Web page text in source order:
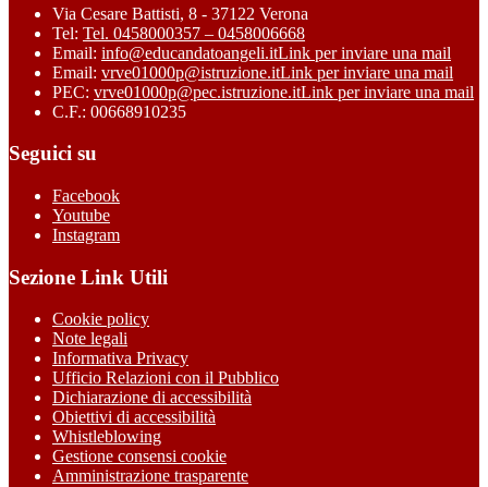
Via Cesare Battisti, 8 - 37122 Verona
Tel: Tel. 0458000357 – 0458006668
Email: info@educandatoangeli.itLink per inviare una mail
Email: vrve01000p@istruzione.itLink per inviare una mail
PEC: vrve01000p@pec.istruzione.itLink per inviare una mail
C.F.: 00668910235
Seguici su
Facebook
Youtube
Instagram
Sezione Link Utili
Cookie policy
Note legali
Informativa Privacy
Ufficio Relazioni con il Pubblico
Dichiarazione di accessibilità
Obiettivi di accessibilità
Whistleblowing
Gestione consensi cookie
Amministrazione trasparente